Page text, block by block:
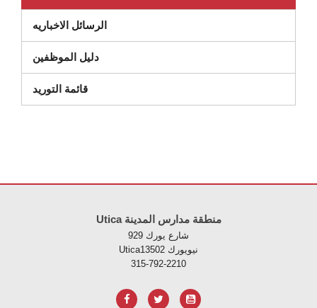
الرسائل الاخباريه
دليل الموظفين
قائمة التوريد
Utica منطقة مدارس المدينة
929 شارع يورك
Uticaنيويورك 13502
315-792-2210